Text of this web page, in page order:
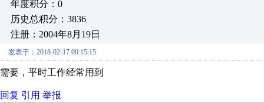
年度积分：0
历史总积分：3836
注册：2004年8月19日
发表于：2018-02-17 00:15:15
需要，平时工作经常用到
回复 引用 举报